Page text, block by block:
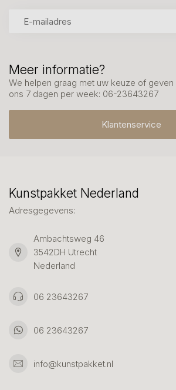
Meer informatie?
We helpen graag met uw keuze of
ons 7 dagen per week: 06-23643267
Klantenservice
Kunstpakket Nederland
Adresgegevens:
Ambachtsweg 46
3542DH Utrecht
Nederland
06 23643267
06 23643267
info@kunstpakket.nl